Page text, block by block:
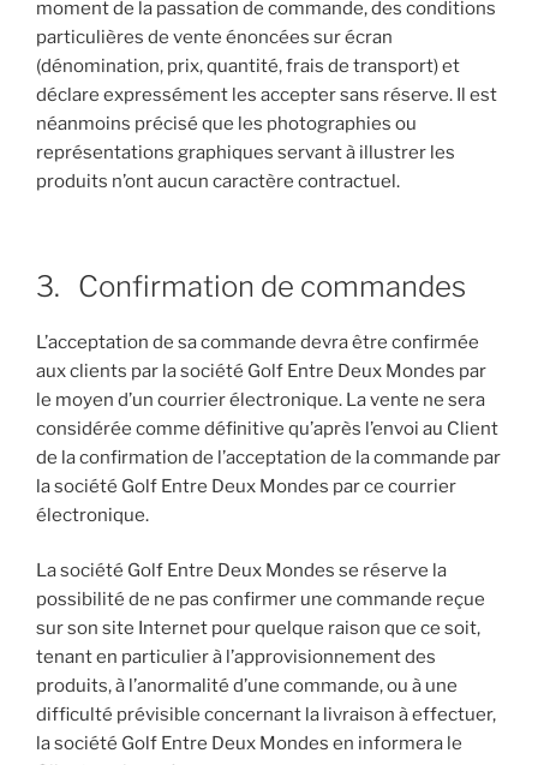
moment de la passation de commande, des conditions
particulières de vente énoncées sur écran
(dénomination, prix, quantité, frais de transport) et
déclare expressément les accepter sans réserve. Il est
néanmoins précisé que les photographies ou
représentations graphiques servant à illustrer les
produits n’ont aucun caractère contractuel.
3. Confirmation de commandes
L’acceptation de sa commande devra être confirmée
aux clients par la société Golf Entre Deux Mondes par
le moyen d’un courrier électronique. La vente ne sera
considérée comme définitive qu’après l’envoi au Client
de la confirmation de l’acceptation de la commande par
la société Golf Entre Deux Mondes par ce courrier
électronique.
La société Golf Entre Deux Mondes se réserve la
possibilité de ne pas confirmer une commande reçue
sur son site Internet pour quelque raison que ce soit,
tenant en particulier à l’approvisionnement des
produits, à l’anormalité d’une commande, ou à une
difficulté prévisible concernant la livraison à effectuer,
la société Golf Entre Deux Mondes en informera le